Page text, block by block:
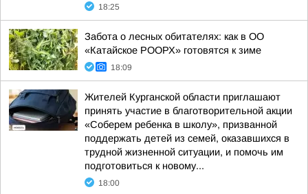
18:25
Забота о лесных обитателях: как в ОО
«Катайское РООРХ» готовятся к зиме
18:09
Жителей Курганской области приглашают
принять участие в благотворительной акции
«Соберем ребенка в школу», призванной
поддержать детей из семей, оказавшихся в
трудной жизненной ситуации, и помочь им
подготовиться к новому...
18:00